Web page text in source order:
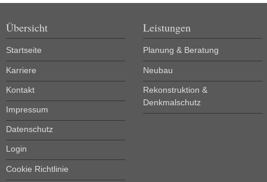
Übersicht
Startseite
Karriere
Kontakt
Impressum
Datenschutz
Login
Cookie Richtlinie
Leistungen
Planung & Beratung
Neubau
Rekonstruktion &
Denkmalschutz